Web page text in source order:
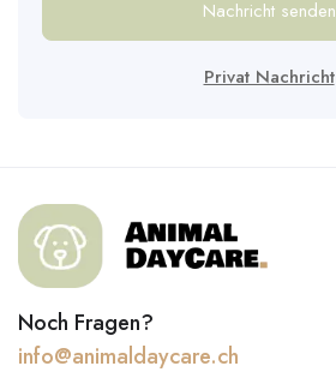
Nachricht senden
Privat Nachricht
Noch Fragen?
info@animaldaycare.ch